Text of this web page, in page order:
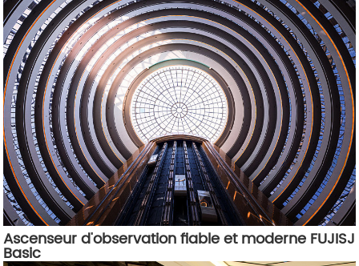
Ascenseur d'observation fiable et moderne FUJISJ
Basic